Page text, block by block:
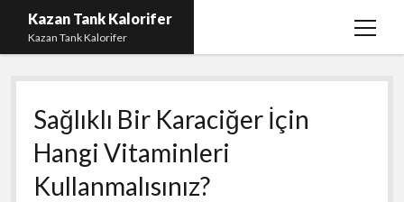
Kazan Tank Kalorifer
Kazan Tank Kalorifer
menüyü
Igtv Beğeni Çoğaltma
Liste
Sayfa Listesi
Spotify Dinlenme Yükseltme Hilesi
Sağlıklı Bir Karaciğer İçin
Hangi Vitaminleri
Kullanmalısınız?